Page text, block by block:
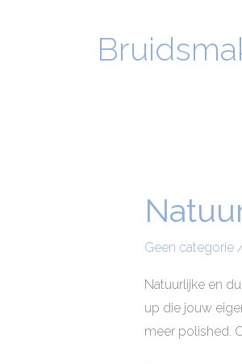
Geen categorie
Natuurlijke en
up die jouw
meer polished.
Natuurlijke
bruidsmake-
up